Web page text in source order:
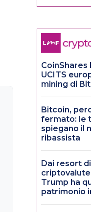
CoinShares
UCITS
mining di
Bitcoin,
fermato: le
spiegano il
ribassista
Dai resort
Trump ha
patrimonio